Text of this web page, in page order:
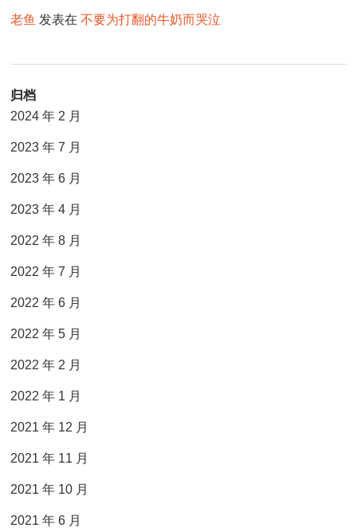
老鱼 发表在不要为打翻的牛奶而哭泣
归档
2024 年 2 月
2023 年 7 月
2023 年 6 月
2023 年 4 月
2022 年 8 月
2022 年 7 月
2022 年 6 月
2022 年 5 月
2022 年 2 月
2022 年 1 月
2021 年 12 月
2021 年 11 月
2021 年 10 月
2021 年 6 月